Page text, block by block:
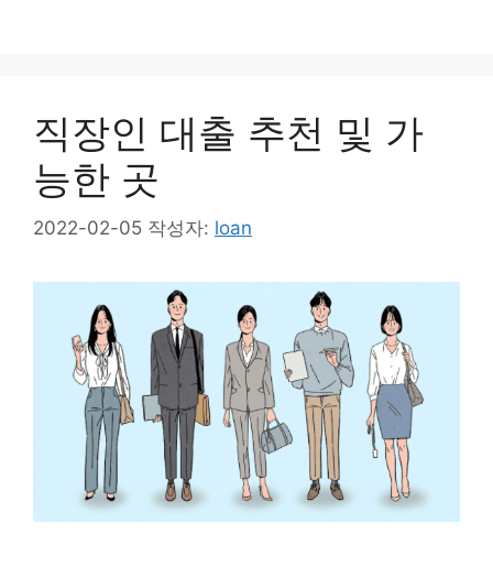
직장인 대출 추천 및 가
능한 곳
2022-02-05 작성자: loan